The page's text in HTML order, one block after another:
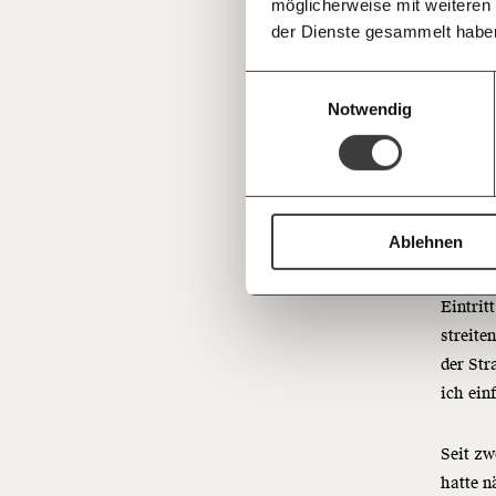
möglicherweise mit
der Dienste gesammelt
Notwendig
Ablehnen
Deine Spende absetzen:Fragen und
Nach
Eintritt
der
ich
Seit
hatte